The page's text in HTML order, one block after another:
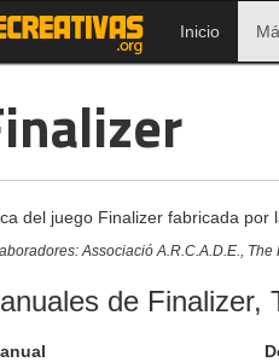
Inicio
del juego Finalizer fabricada por
Associació A.R.C.A.D.E., The
de Finalizer,